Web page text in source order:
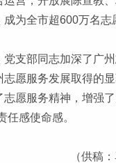
为全市超600万名志
党支部同志加深了广
志愿服务发展取得的
愿服务精神，增强
任感使命感。
（供稿